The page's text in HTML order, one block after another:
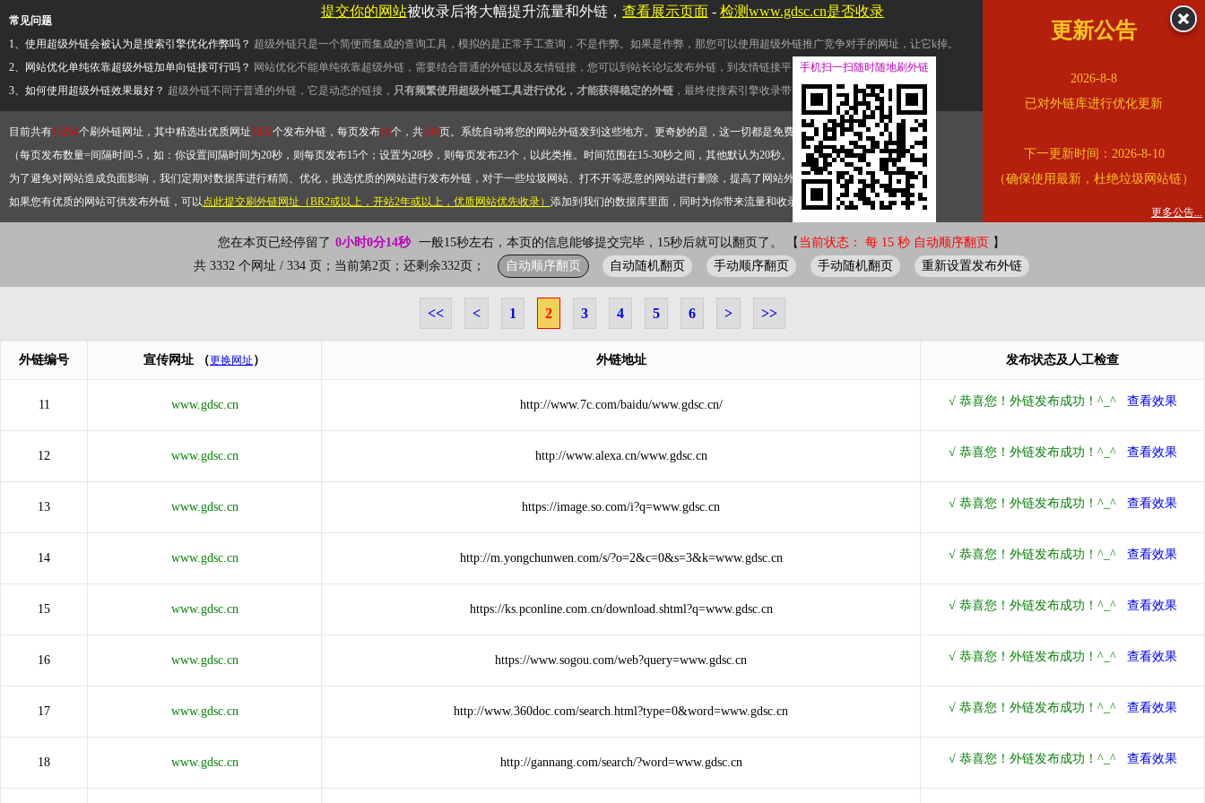
常见问题
1、使用超级外链会被认为是搜索引擎优化作弊吗？ 超级外链只是一个简便而集成的查询工具，模拟的是正常手工查询，不是作弊。如果是作弊，那您可以使用超级外链推广竞争对手的网址，让它k掉。
2、网站优化单纯依靠超级外链加单向链接可行吗？ 网站优化不能单纯依靠超级外链，需要结合普通的外链以及友情链接，您可以到站长论坛发布外链，到友情链接平台交换友情链接。
3、如何使用超级外链效果最好？ 超级外链不同于普通的外链，它是动态的链接， 只有频繁使用超级外链工具进行优化，才能获得稳定的外链 ，最终使搜索引擎收录带网址的查询页面。
目前共有13264个刷外链网址，其中精选出优质网址3332个发布外链，每页发布10个，共334页。系统自动将您的网站外链发到这些地方。更奇妙的是，这一切都是免费的。
（每页发布数量=间隔时间-5，如：你设置间隔时间为20秒，则每页发布15个；设置为28秒，则每页发布23个，以此类推。时间范围在15-30秒之间，其他默认为20秒。）
为了避免对网站造成负面影响，我们定期对数据库进行精简、优化，挑选优质的网站进行发布外链，对于一些垃圾网站、打不开等恶意的网站进行删除，提高了网站外链的质量。
如果您有优质的网站可供发布外链，可以点此提交刷外链网址（BR2或以上，开站2年或以上，优质网站优先收录） 添加到我们的数据库里面，同时为你带来流量和收录。 错误外链纠正
您在本页已经停留了 0小时0分14秒 一般15秒左右，本页的信息能够提交完毕，15秒后就可以翻页了。 【 当前状态： 每 15 秒 自动顺序翻页 】
共 3332 个网址 / 334 页；当前第2页；还剩余332页；
自动顺序翻页 自动随机翻页 手动顺序翻页 手动随机翻页 重新设置发布外链
<< < 1 2 3 4 5 6 > >>
外链编号 宣传网址 （更换网址 ） 外链地址 发布状态及人工检查
11 www.gdsc.cn http://www.7c.com/baidu/www.gdsc.cn/
12 www.gdsc.cn http://www.alexa.cn/www.gdsc.cn
13 www.gdsc.cn https://image.so.com/i?q=www.gdsc.cn
14 www.gdsc.cn http://m.yongchunwen.com/s/?o=2&c=0&s=3&k=www.gdsc.cn
15 www.gdsc.cn https://ks.pconline.com.cn/download.shtml?q=www.gdsc.cn
16 www.gdsc.cn https://www.sogou.com/web?query=www.gdsc.cn
17 www.gdsc.cn http://www.360doc.com/search.html?type=0&word=www.gdsc.cn
18 www.gdsc.cn http://gannang.com/search/?word=www.gdsc.cn
提交你的网站被收录后将大幅提升流量和外链， 查看展示页面 - 检测www.gdsc.cn是否收录
更新公告
2026-8-8
已对外链库进行优化更新
下一更新时间：2026-8-10
（确保使用最新，杜绝垃圾网站链）
更多公告...
手机扫一扫随时随地刷外链